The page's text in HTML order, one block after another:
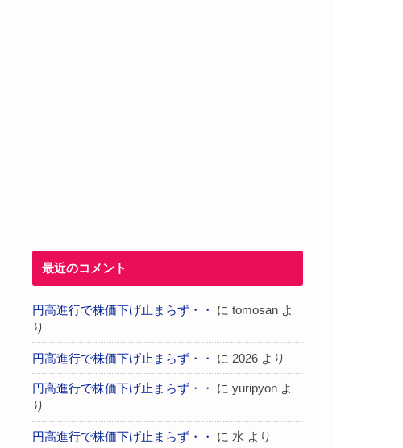
最近のコメント
円高進行で株価下げ止まらず・・ に tomosan よ
り
円高進行で株価下げ止まらず・・ に 2026 より
円高進行で株価下げ止まらず・・ に yuripyon よ
り
円高進行で株価下げ止まらず・・ に 水 より